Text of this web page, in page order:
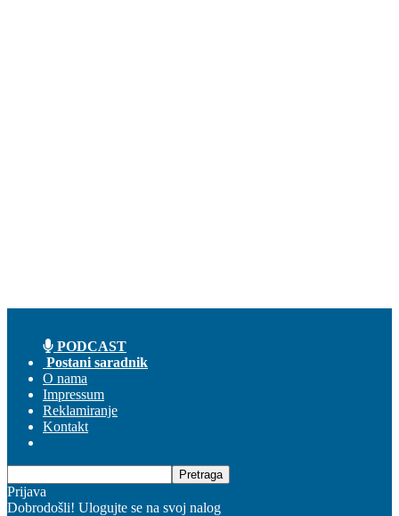
PODCAST
Postani saradnik
O nama
Impressum
Reklamiranje
Kontakt
Prijava
Dobrodošli! Ulogujte se na svoj nalog